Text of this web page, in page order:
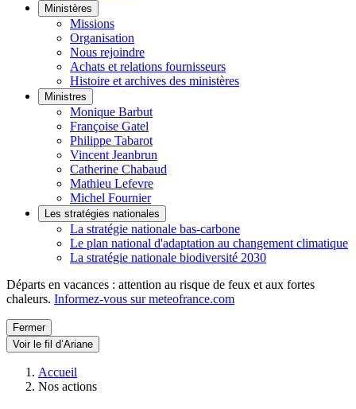
Ministères
Missions
Organisation
Nous rejoindre
Achats et relations fournisseurs
Histoire et archives des ministères
Ministres
Monique Barbut
Françoise Gatel
Philippe Tabarot
Vincent Jeanbrun
Catherine Chabaud
Mathieu Lefevre
Michel Fournier
Les stratégies nationales
La stratégie nationale bas-carbone
Le plan national d'adaptation au changement climatique
La stratégie nationale biodiversité 2030
Départs en vacances : attention au risque de feux et aux fortes
chaleurs. Informez-vous sur meteofrance.com
Fermer
Voir le fil d’Ariane
Accueil
Nos actions